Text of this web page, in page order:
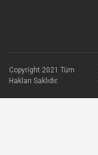
Copyright 2021 Tüm
Hakları Saklıdır.